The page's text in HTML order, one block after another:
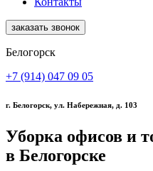
заказать звонок
Белогорск
+7 (914) 047 09 05
г. Белогорск, ул. Набережная, д. 103
Уборка офисов и
в Белогорске